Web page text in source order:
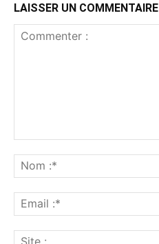
LAISSER UN COMMENTAIRE